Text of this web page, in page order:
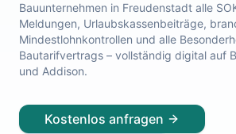
Bauunternehmen in Freudenstadt alle
Meldungen, Urlaubskassenbeiträge,
Mindestlohnkontrollen und alle
Bautarifvertrags – vollständig digital auf
und Addison.
Kostenlos anfragen
Lohnabrechnung Heidelberg
Lohnabrechnung Ulm
Lohnabrechnung Reutlingen
Lohnabrechnung Tübingen
Lohnabrechnung Konstanz
Lohnabrechnung Ludwigsburg